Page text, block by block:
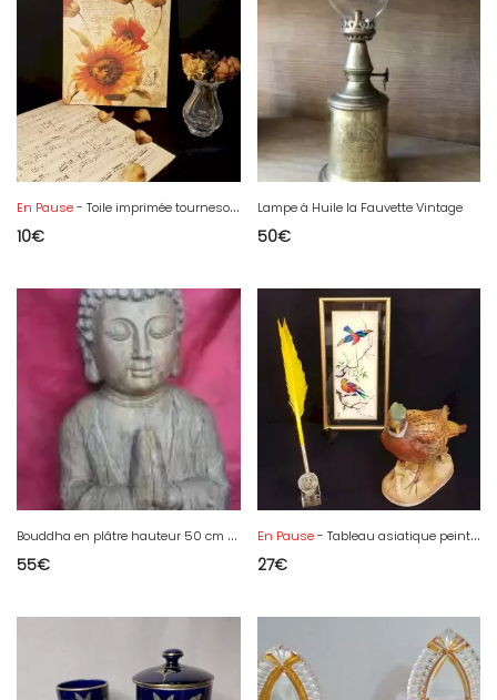
En Pause- Toile imprimée tournesols
10€
Lampe à Huile la Fauvette Vintage
50€
B
ouddha en plâtre hauteur 50 cm (27)
55€
En Pause- Tableau asiatique peint à la main
27€